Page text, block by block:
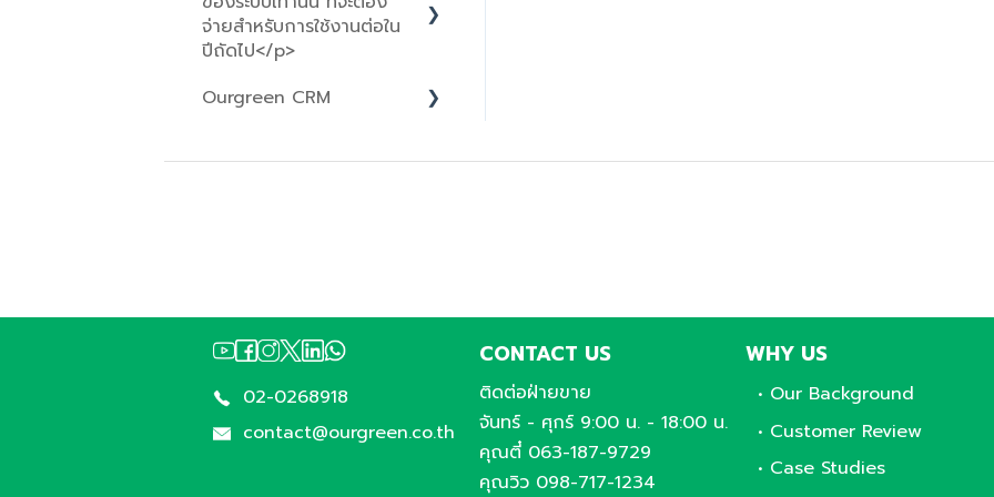
Chatflows
จ่ายสำหรับการใช้งานต่อใน
ปีถัดไป</p>
Q&A
Ourgreen CRM
02-0268918
contact@ourgreen.co.th
CONTACT US
ติดต่อฝ่ายขาย
จันทร์ - ศุกร์ 9:00 น. - 18:00 น.
คุณตี๋ 063-187-9729
คุณวิว 098-717-1234
WHY US
• Our Background
• Customer Review
• Case Studies